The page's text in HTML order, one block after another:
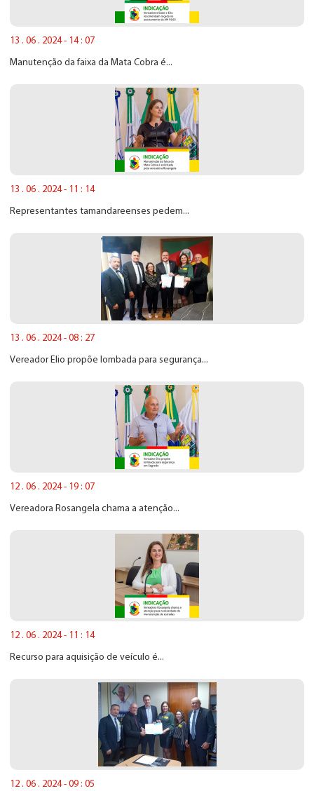
13 . 06 . 2024 - 14 : 07
Manutenção da faixa da Mata Cobra é...
13 . 06 . 2024 - 11 : 14
Representantes tamandareenses pedem...
13 . 06 . 2024 - 08 : 27
Vereador Elio propõe lombada para segurança...
12 . 06 . 2024 - 19 : 07
Vereadora Rosangela chama a atenção...
12 . 06 . 2024 - 11 : 14
Recurso para aquisição de veículo é...
12 . 06 . 2024 - 09 : 05